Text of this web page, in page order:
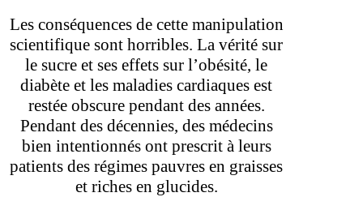
Les conséquences de cette manipulation
scientifique sont horribles. La vérité sur
le sucre et ses effets sur l’obésité, le
diabète et les maladies cardiaques est
restée obscure pendant des années.
Pendant des décennies, des médecins
bien intentionnés ont prescrit à leurs
patients des régimes pauvres en graisses
et riches en glucides.